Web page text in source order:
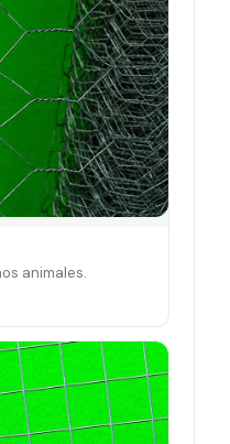
animales.